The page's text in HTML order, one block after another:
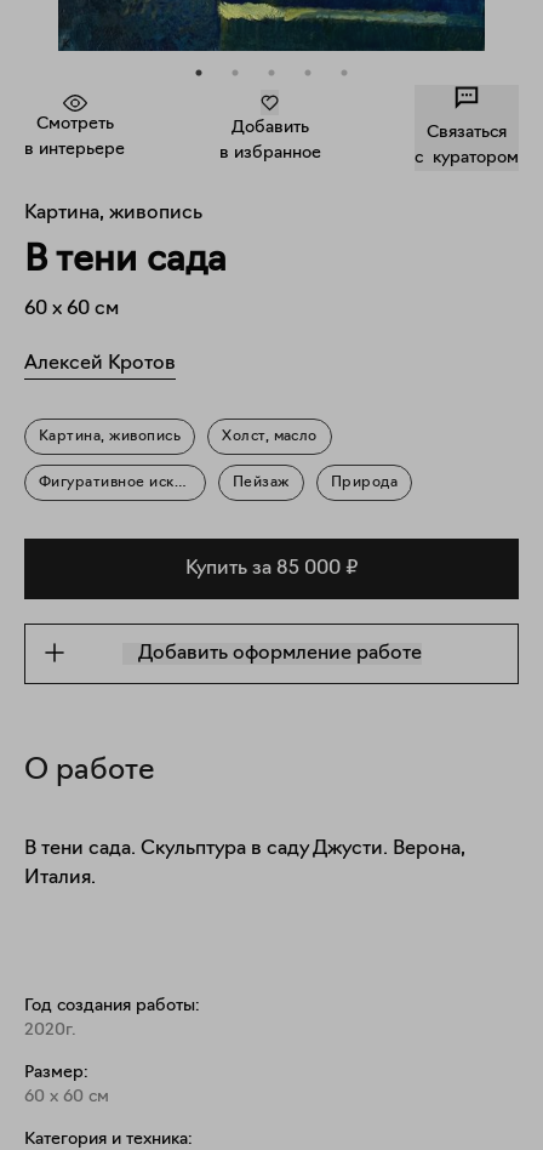
Смотреть
в интерьере
Добавить
в избранное
Связаться
c куратором
Картина, живопись
В тени сада
60 x 60 см
Алексей Кротов
Картина, живопись Холст, масло
Фигуративное искусство Пейзаж Природа
Купить за 85 000 ₽
Добавить оформление работе
О работе
В тени сада. Скульптура в саду Джусти. Верона,
Италия.
Год создания работы:
2020г.
Размер:
60 x 60 см
Категория и техника: